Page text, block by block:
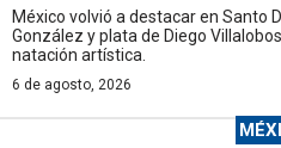
México volvió a destacar en Santo
González y plata de Diego
natación artística.
6 de agosto, 2026